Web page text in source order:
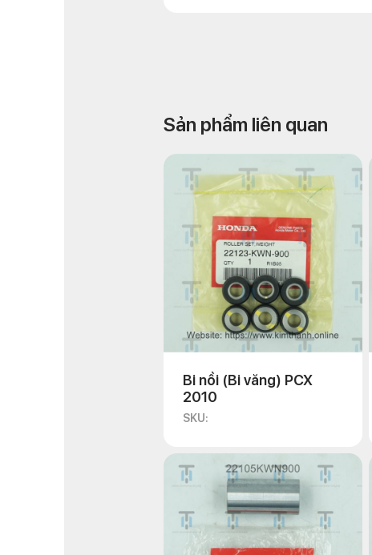
Sản phẩm liên quan
Bi nồi (Bi văng) PCX
2010
SKU: